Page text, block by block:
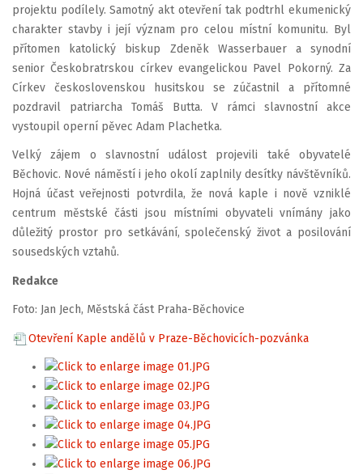
projektu podílely. Samotný akt otevření tak podtrhl ekumenický
charakter stavby i její význam pro celou místní komunitu. Byl
přítomen katolický biskup Zdeněk Wasserbauer a synodní
senior Českobratrskou církev evangelickou Pavel Pokorný. Za
Církev československou husitskou se zúčastnil a přítomné
pozdravil patriarcha Tomáš Butta. V rámci slavnostní akce
vystoupil operní pěvec Adam Plachetka.
Velký zájem o slavnostní událost projevili také obyvatelé
Běchovic. Nové náměstí i jeho okolí zaplnily desítky návštěvníků.
Hojná účast veřejnosti potvrdila, že nová kaple i nově vzniklé
centrum městské části jsou místními obyvateli vnímány jako
důležitý prostor pro setkávání, společenský život a posilování
sousedských vztahů.
Redakce
Foto: Jan Jech, Městská část Praha-Běchovice
Otevření Kaple andělů v Praze-Běchovicích-pozvánka